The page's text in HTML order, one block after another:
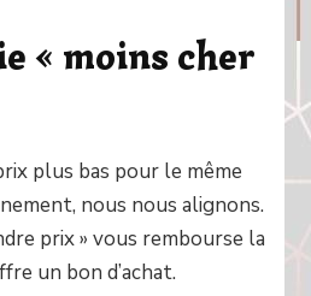
« moins cher
plus bas pour le même
nous nous alignons.
prix » vous rembourse la
un bon d’achat.